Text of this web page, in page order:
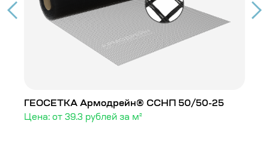
ГЕОСЕТКА Армодрейн® ССНП 50/50-25
Цена: от 39.3 рублей за м²